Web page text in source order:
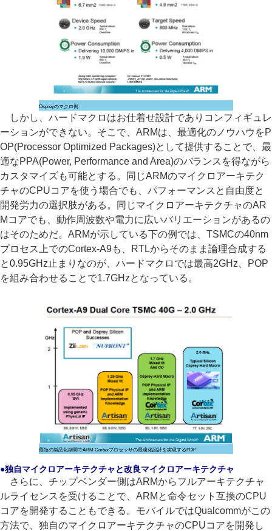
Ospreyのマクロ例
しかし、ハードマクロはお仕着せ設計でありコンフィギュレ
ーションができない。そこで、ARMは、最適化のノウハウをP
OP(Processor Optimized Packages)として提供することで、最
適なPPA(Power, Performance and Area)のバランスを得ながら
カスタマイズも可能とする。同じARMのマイクロアーキテク
チャのCPUコアを使う場合でも、パフォーマンスと自由度と
開発労力の選択肢がある。同じマイクロアーキテクチャのAR
Mコアでも、動作周波数や電力に広いバリエーションがあるの
はそのためだ。ARMが示している下の例では、TSMCの40nm
プロセス上でのCortex-A9も、RTLからそのまま論理合成する
と0.95GHz止まりなのが、ハードマクロでは最高2GHz、POP
を組み合わせることで1.7GHzとなっている。
最短の製品化期間でARM Cortexプロセッサの最適化設計を実現するPOP
●独自マイクロアーキテクチャと改良マイクロアーキテクチャ
さらに、チップベンダー側はARMからフルアーキテクチャ
ルライセンスを受けることで、ARMと命令セット互換のCPU
コアを開発することもできる。モバイルではQualcommがこの
方法で、独自のマイクロアーキテクチャのCPUコアを開発し